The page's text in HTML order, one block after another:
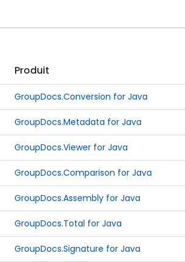
Produit
GroupDocs.Conversion for Java
GroupDocs.Metadata for Java
GroupDocs.Viewer for Java
GroupDocs.Comparison for Java
GroupDocs.Assembly for Java
GroupDocs.Total for Java
GroupDocs.Signature for Java